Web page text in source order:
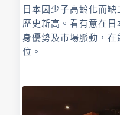
日本因少子高齡化而
歷史新高。看有意在
身優勢及市場脈動，
位。